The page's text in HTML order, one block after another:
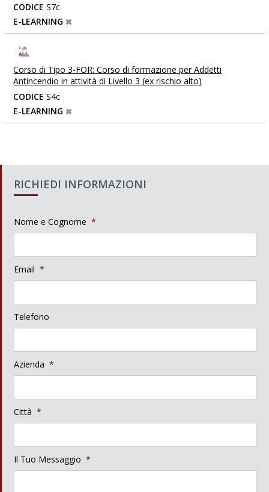
CODICE S7c
E-LEARNING
Corso di Tipo 3-FOR: Corso di formazione per Addetti
Antincendio in attività di Livello 3 (ex rischio alto)
CODICE S4c
E-LEARNING
RICHIEDI INFORMAZIONI
Nome e Cognome *
Email *
Telefono
Azienda *
Città *
Il Tuo Messaggio *